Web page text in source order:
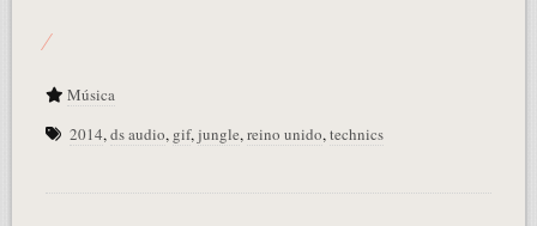
Música
2014,ds audio, gif,jungle,reino unido,technics